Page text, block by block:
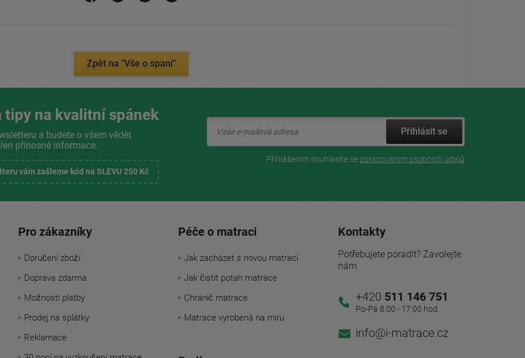
Zpět na "Vše o spaní"
tipy na kvalitní spánek
a budete o všem vědět
přínosné informace.
vám zašleme kód na SLEVU 250 Kč
Přihlásit se
Přihlášením souhlasíte sezpracovaním osobních údajů
Pro zákazníky
Doručení zboží
Doprava zdarma
Možnosti platby
Prodej na splátky
Reklamace
Péče o matraci
Jak zacházet s novou matrací
Jak čistit potah matrace
Chránič matrace
Matrace vyrobená na míru
Kontakty
Potřebujete poradit? Zavolejte
nám
+420 511 146 751
Po-Pá 8:00 - 17:00 hod.
info@i-matrace.cz